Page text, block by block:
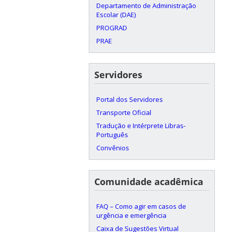
Departamento de Administração
Escolar (DAE)
PROGRAD
PRAE
Servidores
Portal dos Servidores
Transporte Oficial
Tradução e Intérprete Libras-
Português
Convênios
Comunidade acadêmica
FAQ – Como agir em casos de
urgência e emergência
Caixa de Sugestões Virtual